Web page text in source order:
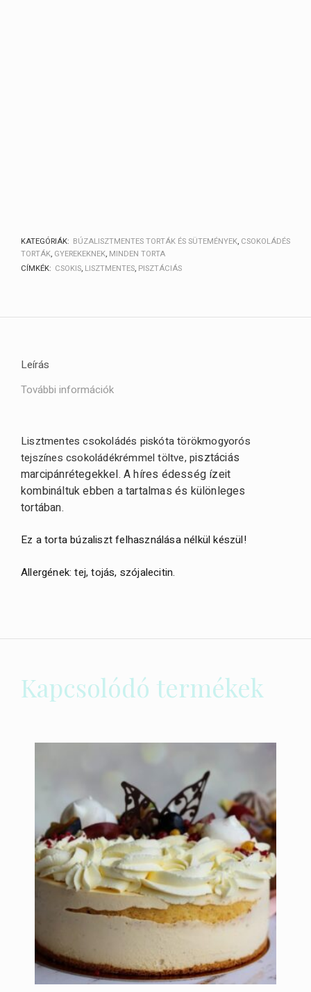
KATEGÓRIÁK: BÚZALISZTMENTES TORTÁK ÉS SÜTEMÉNYEK, CSOKOLÁDÉS
TORTÁK, GYEREKEKNEK, MINDEN TORTA
CÍMKÉK: CSOKIS, LISZTMENTES, PISZTÁCIÁS
Leírás
További információk
Lisztmentes csokoládés piskótatörökmogyorós
tejszínes csokoládékrémmel töltve, pisztáciás
marcipánrétegekkel. A híres édesség ízeit
kombináltuk ebben a tartalmas és különleges
tortában.
Ez a torta búzaliszt felhasználása nélkül készül!
Allergének: tej, tojás, szójalecitin.
Kapcsolódó termékek